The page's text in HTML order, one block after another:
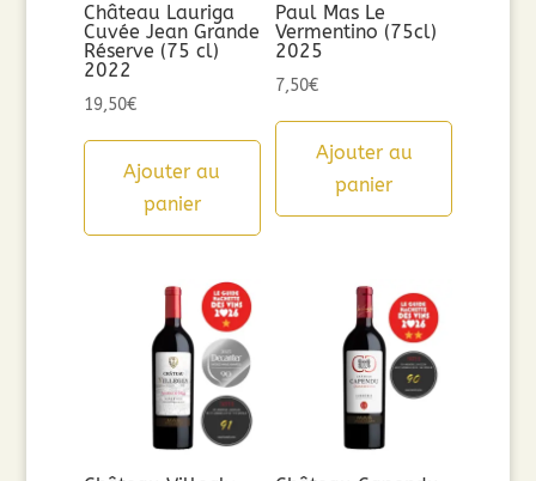
Château Lauriga
Cuvée Jean Grande
Réserve (75 cl)
2022
19,50€
Ajouter au
panier
Paul Mas Le
Vermentino (75cl)
2025
7,50€
Ajouter au
panier